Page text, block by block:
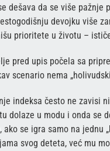
dešava da se više pažnje
devojku više
prioritete u životu –
pred upis počela sa
scenario nema
indeksa često ne zavisi
u modu i onda se
se igra samo na jednu
svog deteta, već mu